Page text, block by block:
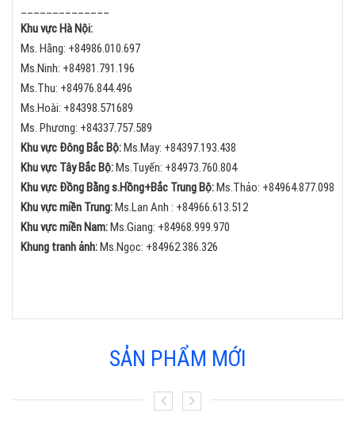
Khu vực Hà Nội:
Ms. Hằng: +84986.010.697
Ms.Ninh: +84981.791.196
Ms.Thu: +84976.844.496
Ms.Hoài: +84398.571689
Ms. Phương: +84337.757.589
Khu vực Đông Bắc Bộ:Ms.May: +84397.193.438
Khu vực Tây Bắc Bộ:Ms.Tuyến: +84973.760.804
Khu vực Đồng Bằng s.Hồng+Bắc Trung Bộ:Ms.Thảo: +84964.877.098
Khu vực miền Trung:Ms.Lan Anh : +84966.613.512
Khu vực miền Nam:Ms.Giang: +84968.999.970
Khung tranh ảnh:Ms.Ngọc: +84962.386.326
SẢN PHẨM MỚI